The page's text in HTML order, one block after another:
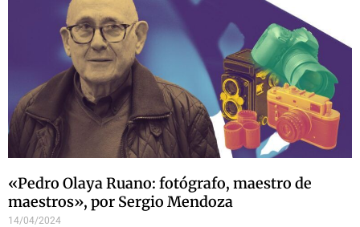
«Pedro Olaya Ruano: fotógrafo, maestro de
maestros», por Sergio Mendoza
14/04/2024